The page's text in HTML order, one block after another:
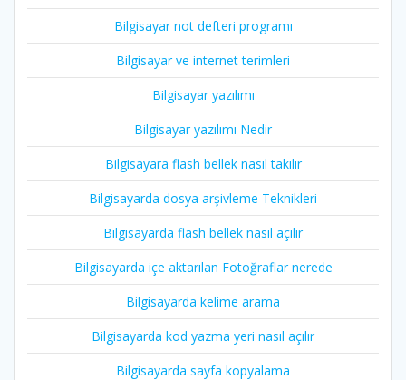
Bilgisayar not defteri programı
Bilgisayar ve internet terimleri
Bilgisayar yazılımı
Bilgisayar yazılımı Nedir
Bilgisayara flash bellek nasıl takılır
Bilgisayarda dosya arşivleme Teknikleri
Bilgisayarda flash bellek nasıl açılır
Bilgisayarda içe aktarılan Fotoğraflar nerede
Bilgisayarda kelime arama
Bilgisayarda kod yazma yeri nasıl açılır
Bilgisayarda sayfa kopyalama